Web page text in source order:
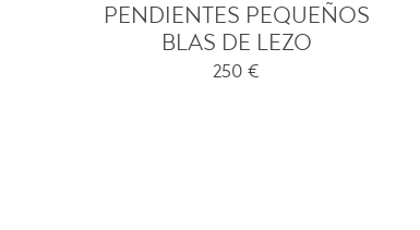
PENDIENTES PEQUEÑOS
BLAS DE LEZO
250€